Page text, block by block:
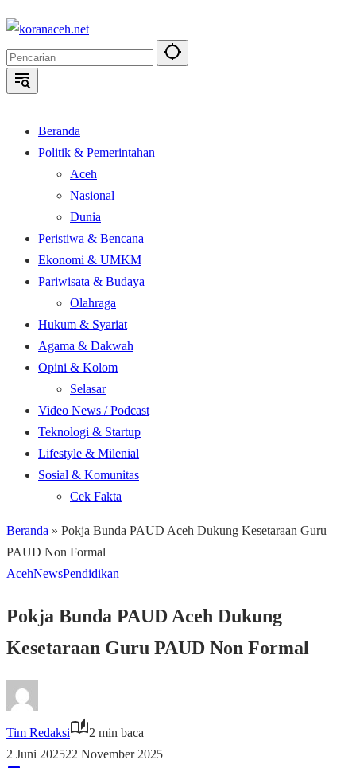
Langsung
konten
Beranda
Politik & Pemerintahan
Aceh
Nasional
Dunia
Peristiwa & Bencana
Ekonomi & UMKM
Pariwisata & Budaya
Olahraga
Hukum & Syariat
Agama & Dakwah
Opini & Kolom
Selasar
Video News / Podcast
Teknologi & Startup
Lifestyle & Milenial
Sosial & Komunitas
Cek Fakta
Beranda » Pokja Bunda PAUD Aceh Dukung Kesetaraan Guru
PAUD Non Formal
AcehNewsPendidikan
Pokja Bunda PAUD Aceh Dukung
Kesetaraan Guru PAUD Non Formal
Tim Redaksi
2 min baca
2 Juni 202522 November 2025